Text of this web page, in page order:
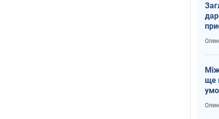
ще